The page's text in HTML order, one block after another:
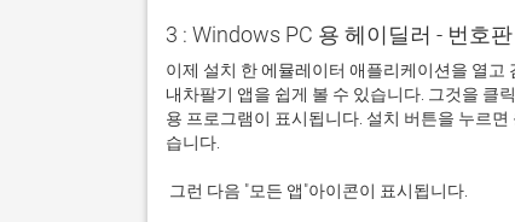
3 : Windows PC 용 헤이딜러 - 번호
이제 설치 한 에뮬레이터 애플리케이션을 열고
내차팔기 앱을 쉽게 볼 수 있습니다. 그것을 클
용 프로그램이 표시됩니다. 설치 버튼을 누르